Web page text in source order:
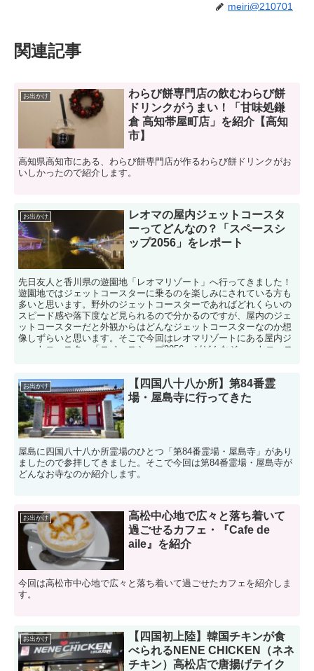
meiri@210701
関連記事
お出かけ
わらび餅専門店の飲むわらび餅
ドリンクがうまい！「甘味処鎌
倉 高知帯屋町店」を紹介【高知
市】
高知県高知市にある、わらび餅専門店が作るわらび餅ドリンクがお
いしかったので紹介します。
お出かけ
レオマの屋内ジェットコースタ
ーってどんなの？「スペースシ
ップ2056」をレポート
先日友人と香川県の遊園地「レオマリゾート」へ行ってきました！
遊園地ではジェットコースターに乗るのを楽しみにされている方も
多いと思います。野外のジェットコースターであればどれくらいの
スピード感や落下度など見られるので分かるのですが、屋内のジェ
ットコースターだと外観からはどんなジェットコースターなのか想
像しずらいと思います。そこで今回はレオマリゾートにある屋内ジ
ェットコースター「スペースシップ2056」がどんなジェットコース
お出かけ
【四国八十八か所】第84番霊
場・屋島寺に行ってきた
屋島に四国八十八か所霊場のひとつ「第84番霊場・屋島寺」があり
ましたので参拝してきました。そこで今回は第84番霊場・屋島寺が
どんなお寺なのか紹介します。
お出かけ
高松中心地で広々と落ち着いて
過ごせるカフェ・『Cafe de
aile』を紹介
今回は高松市中心地で広々と落ち着いて過ごせたカフェを紹介しま
す。
お出かけ
【四国初上陸】韓国チキンが食
べられるNENE CHICKEN（ネネ
チキン）高松店で唐揚げテイク